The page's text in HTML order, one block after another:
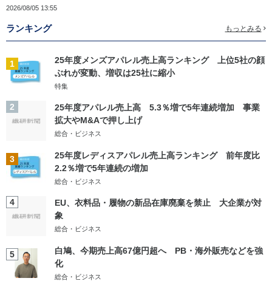
2026/08/05 13:55
ランキング もっとみる
1
25年度メンズアパレル売上高ランキング 上位5社の顔
ぶれが変動、増収は25社に縮小
特集
2
25年度アパレル売上高 5.3％増で5年連続増加 事業
拡大やM&Aで押し上げ
総合・ビジネス
3
25年度レディスアパレル売上高ランキング 前年度比
2.2％増で5年連続の増加
総合・ビジネス
4
EU、衣料品・履物の新品在庫廃棄を禁止 大企業が対
象
総合・ビジネス
5
白鳩、今期売上高67億円超へ PB・海外販売などを強
化
総合・ビジネス